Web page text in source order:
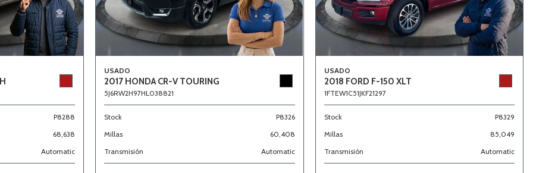
P8288
68,638
Automatic
USADO
2017 HONDA CR-V TOURING
5J6RW2H97HL038821
Stock
P8326
Millas
60,408
Transmisión
Automatic
USADO
2018 FORD F-150 XLT
1FTEW1C51JKF21297
Stock
P8329
Millas
85,049
Transmisión
Automatic